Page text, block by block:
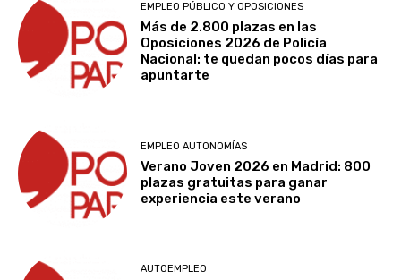
EMPLEO PÚBLICO Y OPOSICIONES
Más de 2.800 plazas en las
Oposiciones 2026 de Policía
Nacional: te quedan pocos días para
apuntarte
EMPLEO AUTONOMÍAS
Verano Joven 2026 en Madrid: 800
plazas gratuitas para ganar
experiencia este verano
AUTOEMPLEO